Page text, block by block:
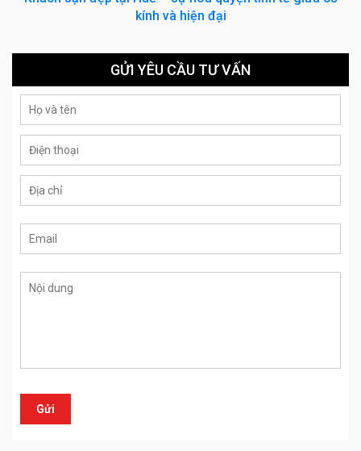
kính và hiện đại
GỬI YÊU CẦU TƯ VẤN